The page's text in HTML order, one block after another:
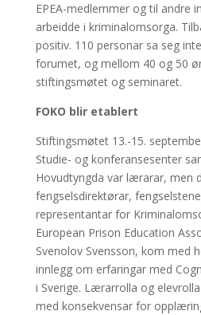
EPEA-medlemmer og til andre
arbeidde i kriminalomsorga.
positiv. 110 personar sa seg
forumet, og mellom 40 og 50
stiftingsmøtet og seminaret.
FOKO blir etablert
Stiftingsmøtet 13.-15.
Studie- og konferansesenter
Hovudtyngda var lærarar, men
fengselsdirektørar,
representantar for
European Prison Education
Svenolov Svensson, kom med
innlegg om erfaringar med
i Sverige. Lærarrolla og
med konsekvensar for